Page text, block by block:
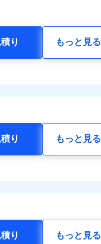
り もっと見る
り もっと見る
り もっと見る